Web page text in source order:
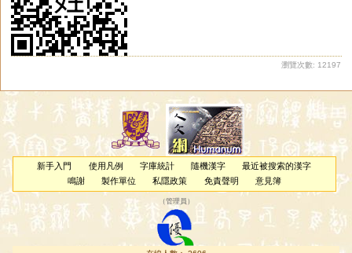
瀏覽次數: 12197
新手入門 使用凡例 字庫統計 隨機漢字
最近被搜索的漢字
鳴謝
製作單位 私隱政策 免責聲明 意見簿
（管理員 ）